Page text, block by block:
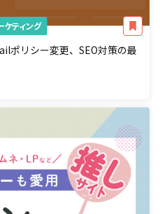
ケティング
ポリシー変更、SEO対策の最